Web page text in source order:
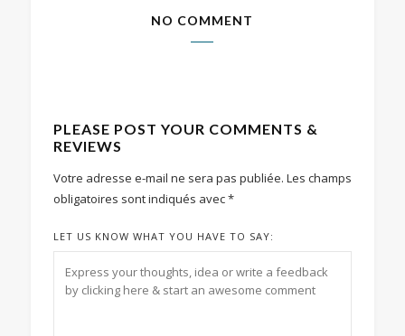
NO COMMENT
PLEASE POST YOUR COMMENTS &
REVIEWS
Votre adresse e-mail ne sera pas publiée. Les champs
obligatoires sont indiqués avec*
LET US KNOW WHAT YOU HAVE TO SAY: